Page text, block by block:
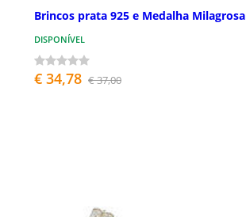
Brincos prata 925 e Medalha Milagrosa
DISPONÍVEL
€ 34,78 € 37,00